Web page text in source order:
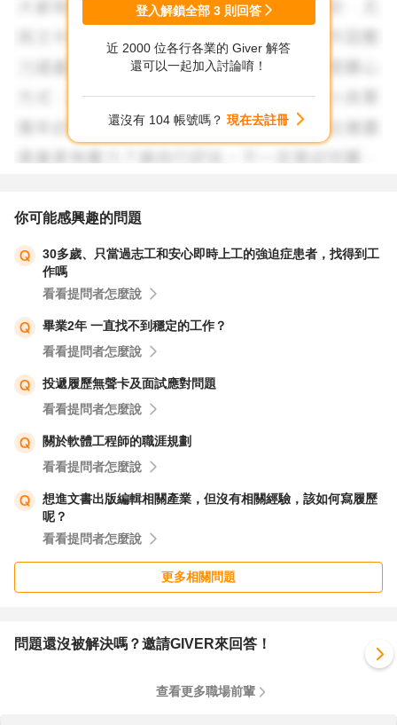
的熱愛，喜歡閱讀、對文具有興趣。強調您的細心耐心、樂
https://resume-clinic.104.com.tw/
登入解鎖全部 3 則回答
近 2000 位各行各業的 Giver 解答
還可以一起加入討論唷！
還沒有 104 帳號嗎？ 現在去註冊
你可能感興趣的問題
30多歲、只當過志工和安心即時上工的強迫症患者，找得到工
作嗎
看看提問者怎麼說
畢業2年 一直找不到穩定的工作？
看看提問者怎麼說
投遞履歷無聲卡及面試應對問題
看看提問者怎麼說
關於軟體工程師的職涯規劃
看看提問者怎麼說
想進文書出版編輯相關產業，但沒有相關經驗，該如何寫履歷
呢？
看看提問者怎麼說
更多相關問題
問題還沒被解決嗎？邀請GIVER來回答！
查看更多職場前輩